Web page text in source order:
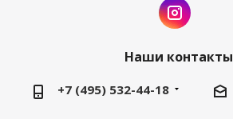
Наши контакты
+7 (495) 532-44-18